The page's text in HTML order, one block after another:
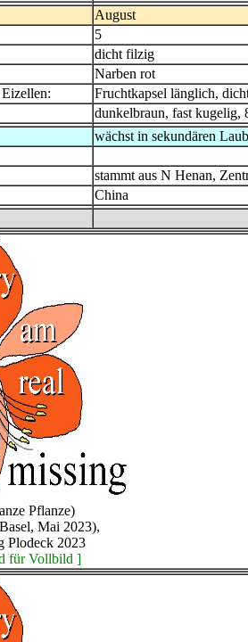
August
5
dicht filzig
Narben rot
Fruchtkapsel länglich,
dunkelbraun, fast kugelig,
wächst in sekundären
stammt aus N Henan,
China
Pflanze)
Mai 2023),
Plodeck 2023
für Vollbild ]